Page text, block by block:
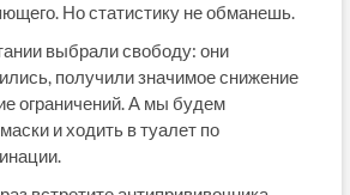
Но статистику не обманешь.
выбрали свободу: они
получили значимое снижение
ограничений. А мы будем
и ходить в туалет по